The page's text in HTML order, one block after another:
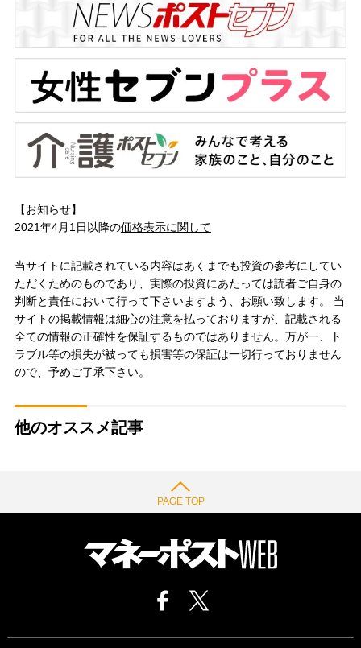
【お知らせ】
2021年4月1日以降の価格表示に関して
当サイトに記載されている内容はあくまでも投資の参考にしてい
ただくためのものであり、実際の投資にあたっては読者ご自身の
判断と責任において行って下さいますよう、お願い致します。 当
サイトの掲載情報は細心の注意を払っておりますが、記載される
全ての情報の正確性を保証するものではありません。万が一、ト
ラブル等の損失が被っても損害等の保証は一切行っておりません
ので、予めご了承下さい。
他のオススメ記事
PAGE TOP